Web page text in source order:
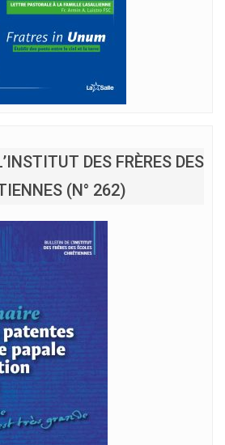
DES FRÈRES DES
(N° 262)